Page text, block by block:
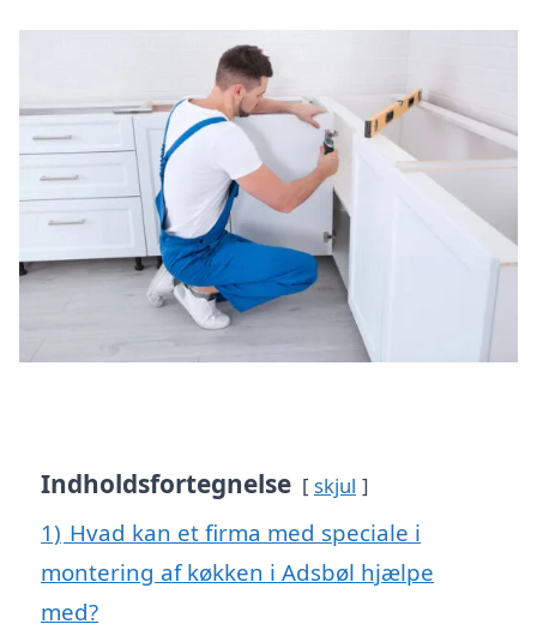
Indholdsfortegnelse skjul
1) Hvad kan et firma med speciale i
montering af køkken i Adsbøl hjælpe
med?